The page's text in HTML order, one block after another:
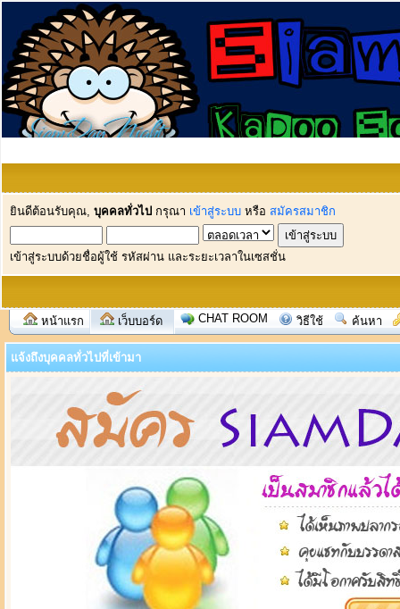
ยินดีต้อนรับคุณ, บุคคลทั่วไป กรุณา เข้าสู่ระบบ หรือ สมัครสมาชิก
เข้าสู่ระบบด้วยชื่อผู้ใช้ รหัสผ่าน และระยะเวลาในเซสชั่น
หน้าแรก เว็บบอร์ด CHAT ROOM วิธีใช้ ค้นหา
แจ้งถึงบุคคลทั่วไปที่เข้ามา